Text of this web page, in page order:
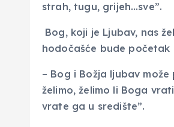
strah, tugu, grijeh…sve”.
Bog, koji je Ljubav, nas
hodočašće bude početak
– Bog i Božja ljubav
želimo, želimo li Boga
vrate ga u središte”.